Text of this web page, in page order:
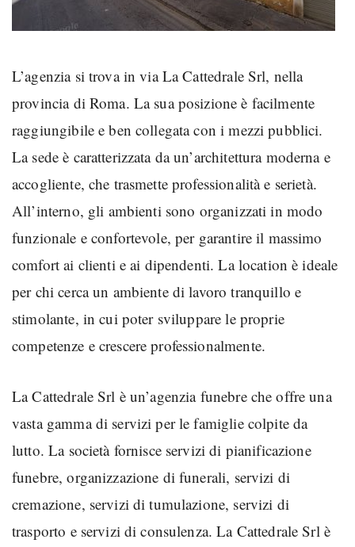
L’agenzia si trova in via La Cattedrale Srl, nella
provincia di Roma. La sua posizione è facilmente
raggiungibile e ben collegata con i mezzi pubblici.
La sede è caratterizzata da un’architettura moderna e
accogliente, che trasmette professionalità e serietà.
All’interno, gli ambienti sono organizzati in modo
funzionale e confortevole, per garantire il massimo
comfort ai clienti e ai dipendenti. La location è ideale
per chi cerca un ambiente di lavoro tranquillo e
stimolante, in cui poter sviluppare le proprie
competenze e crescere professionalmente.
La Cattedrale Srl è un’agenzia funebre che offre una
vasta gamma di servizi per le famiglie colpite da
lutto. La società fornisce servizi di pianificazione
funebre, organizzazione di funerali, servizi di
cremazione, servizi di tumulazione, servizi di
trasporto e servizi di consulenza. La Cattedrale Srl è